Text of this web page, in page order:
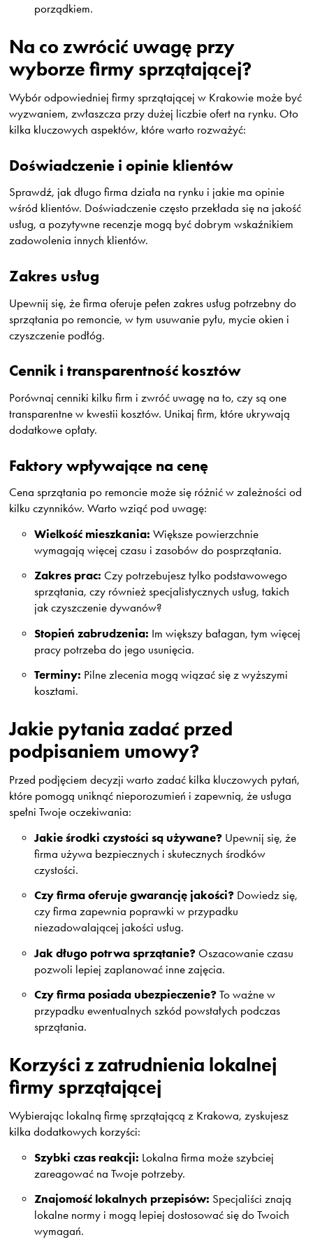
porządkiem.
Na co zwrócić uwagę przy
wyborze firmy sprzątającej?
Wybór odpowiedniej firmy sprzątającej w Krakowie może być
wyzwaniem, zwłaszcza przy dużej liczbie ofert na rynku. Oto
kilka kluczowych aspektów, które warto rozważyć:
Doświadczenie i opinie klientów
Sprawdź, jak długo firma działa na rynku i jakie ma opinie
wśród klientów. Doświadczenie często przekłada się na jakość
usług, a pozytywne recenzje mogą być dobrym wskaźnikiem
zadowolenia innych klientów.
Zakres usług
Upewnij się, że firma oferuje pełen zakres usług potrzebny do
sprzątania po remoncie, w tym usuwanie pyłu, mycie okien i
czyszczenie podłóg.
Cennik i transparentność kosztów
Porównaj cenniki kilku firm i zwróć uwagę na to, czy są one
transparentne w kwestii kosztów. Unikaj firm, które ukrywają
dodatkowe opłaty.
Faktory wpływające na cenę
Cena sprzątania po remoncie może się różnić w zależności od
kilku czynników. Warto wziąć pod uwagę:
Wielkość mieszkania: Większe powierzchnie
wymagają więcej czasu i zasobów do posprzątania.
Zakres prac: Czy potrzebujesz tylko podstawowego
sprzątania, czy również specjalistycznych usług, takich
jak czyszczenie dywanów?
Stopień zabrudzenia: Im większy bałagan, tym więcej
pracy potrzeba do jego usunięcia.
Terminy: Pilne zlecenia mogą wiązać się z wyższymi
kosztami.
Jakie pytania zadać przed
podpisaniem umowy?
Przed podjęciem decyzji warto zadać kilka kluczowych pytań,
które pomogą uniknąć nieporozumień i zapewnią, że usługa
spełni Twoje oczekiwania:
Jakie środki czystości są używane? Upewnij się, że
firma używa bezpiecznych i skutecznych środków
czystości.
Czy firma oferuje gwarancję jakości? Dowiedz się,
czy firma zapewnia poprawki w przypadku
niezadowalającej jakości usług.
Jak długo potrwa sprzątanie? Oszacowanie czasu
pozwoli lepiej zaplanować inne zajęcia.
Czy firma posiada ubezpieczenie? To ważne w
przypadku ewentualnych szkód powstałych podczas
sprzątania.
Korzyści z zatrudnienia lokalnej
firmy sprzątającej
Wybierając lokalną firmę sprzątającą z Krakowa, zyskujesz
kilka dodatkowych korzyści:
Szybki czas reakcji: Lokalna firma może szybciej
zareagować na Twoje potrzeby.
Znajomość lokalnych przepisów: Specjaliści znają
lokalne normy i mogą lepiej dostosować się do Twoich
wymagań.